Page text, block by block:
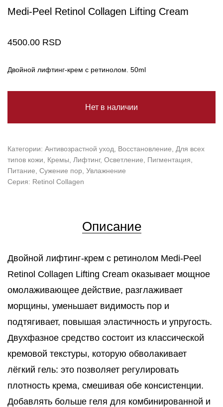
Medi-Peel Retinol Collagen Lifting Cream
4500.00 RSD
Двойной лифтинг-крем с ретинолом. 50ml
Нет в наличии
Категории: Антивозрастной уход Восстановление
Для всех
типов кожи
Кремы Лифтинг, Осветление Пигментация
Питание Сужение пор Увлажнение
Серия: Retinol Collagen
Описание
Двойной лифтинг-крем с ретинолом Medi-Peel
Retinol Collagen Lifting Cream оказывает мощное
омолаживающее действие, разглаживает
морщины, уменьшает видимость пор и
подтягивает, повышая эластичность и упругость.
Двухфазное средство состоит из классической
кремовой текстуры, которую обволакивает
лёгкий гель: это позволяет регулировать
плотность крема, смешивая обе консистенции.
Добавлять больше геля для комбинированной и